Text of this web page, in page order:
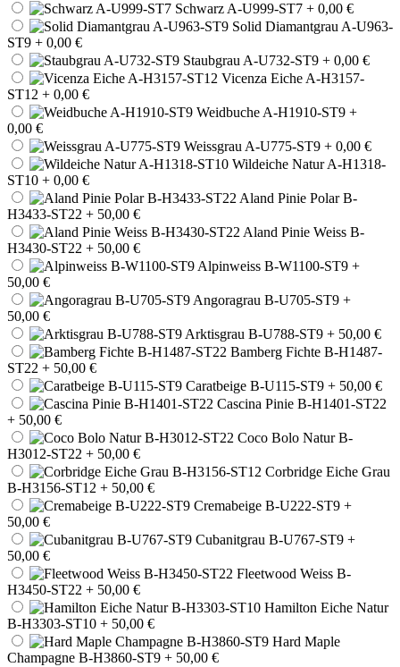
Schwarz A-U999-ST7 + 0,00 €
Solid Diamantgrau A-U963-
ST9 + 0,00 €
Staubgrau A-U732-ST9 + 0,00 €
Vicenza Eiche A-H3157-
ST12 + 0,00 €
Weidbuche A-H1910-ST9 +
0,00 €
Weissgrau A-U775-ST9 + 0,00 €
Wildeiche Natur A-H1318-
ST10 + 0,00 €
Aland Pinie Polar B-
H3433-ST22 + 50,00 €
Aland Pinie Weiss B-
H3430-ST22 + 50,00 €
Alpinweiss B-W1100-ST9 +
50,00 €
Angoragrau B-U705-ST9 +
50,00 €
Arktisgrau B-U788-ST9 + 50,00 €
Bamberg Fichte B-H1487-
ST22 + 50,00 €
Caratbeige B-U115-ST9 + 50,00 €
Cascina Pinie B-H1401-ST22
+ 50,00 €
Coco Bolo Natur B-
H3012-ST22 + 50,00 €
Corbridge Eiche Grau
B-H3156-ST12 + 50,00 €
Cremabeige B-U222-ST9 +
50,00 €
Cubanitgrau B-U767-ST9 +
50,00 €
Fleetwood Weiss B-
H3450-ST22 + 50,00 €
Hamilton Eiche Natur
B-H3303-ST10 + 50,00 €
Hard Maple
Champagne B-H3860-ST9 + 50,00 €